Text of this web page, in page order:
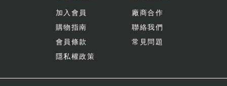
加入會員
購物指南
會員條款
隱私權政策
廠商合作
聯絡我們
常見問題